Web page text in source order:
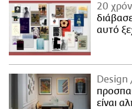
20
αυτό
Design
είναι